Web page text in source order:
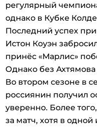
регулярный
однако в Кубке
Последний успех
Истон Коуэн
принёс «Марлис»
Однако без
Во втором сезоне в
россиянин получил
уверенно. Более
за матч, хотя в